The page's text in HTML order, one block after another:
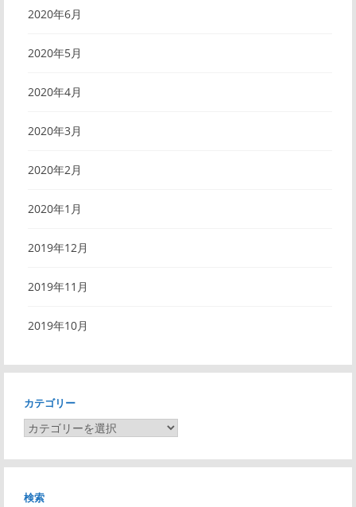
2020年6月
2020年5月
2020年4月
2020年3月
2020年2月
2020年1月
2019年12月
2019年11月
2019年10月
カテゴリー
カ
ゴ
リ
検索